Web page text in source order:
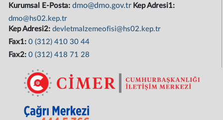
Kurumsal E-Posta:dmo@dmo.gov.tr Kep Adresi1:
dmo@hs02.kep.tr
Kep Adresi2:devletmalzemeofisi@hs02.kep.tr
Fax1:0 (312) 410 30 44
Fax2:0 (312) 418 71 28